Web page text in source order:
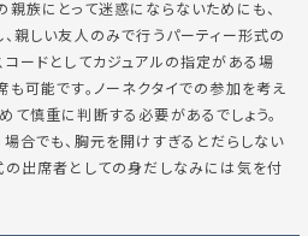
親族にとって迷惑にならないためにも、
親しい友人のみで行うパーティー形式の
コードとしてカジュアルの指定がある場
も可能です。ノーネクタイでの参加を考え
て慎重に判断する必要があるでしょう。
場合でも、胸元を開けすぎるとだらしない
の出席者としての身だしなみには気を付